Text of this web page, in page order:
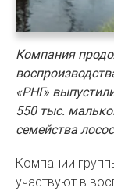
Компания
«РНГ»
550 тыс.
семейства
Компании
участвуют в